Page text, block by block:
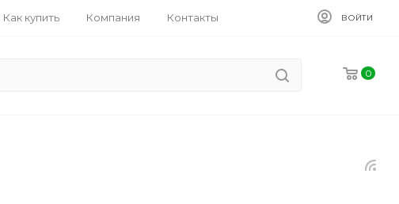
Как купить Компания Контакты ВОЙТИ
0